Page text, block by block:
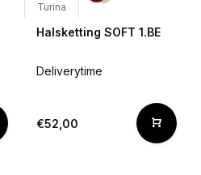
Turina
Halsketting SOFT 1.BE
Deliverytime
€52,00